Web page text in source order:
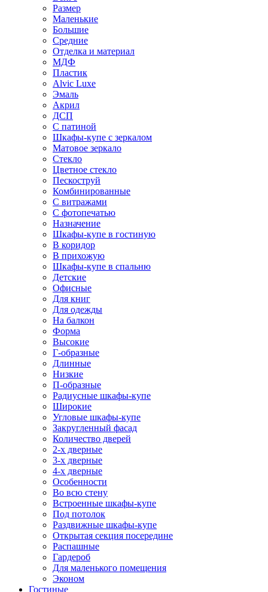
Размер
Маленькие
Большие
Средние
Отделка и материал
МДФ
Пластик
Alvic Luxe
Эмаль
Акрил
ДСП
С патиной
Шкафы-купе с зеркалом
Матовое зеркало
Стекло
Цветное стекло
Пескоструй
Комбинированные
С витражами
С фотопечатью
Назначение
Шкафы-купе в гостиную
В коридор
В прихожую
Шкафы-купе в спальню
Детские
Офисные
Для книг
Для одежды
На балкон
Форма
Высокие
Г-образные
Длинные
Низкие
П-образные
Радиусные шкафы-купе
Широкие
Угловые шкафы-купе
Закругленный фасад
Количество дверей
2-х дверные
3-х дверные
4-х дверные
Особенности
Во всю стену
Встроенные шкафы-купе
Под потолок
Раздвижные шкафы-купе
Открытая секция посередине
Распашные
Гардероб
Для маленького помещения
Эконом
Гостиные